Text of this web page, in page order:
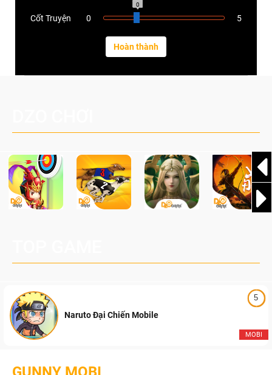
Cốt Truyện 0
0
5
5
MOBI
Naruto Đại Chiến Mobile